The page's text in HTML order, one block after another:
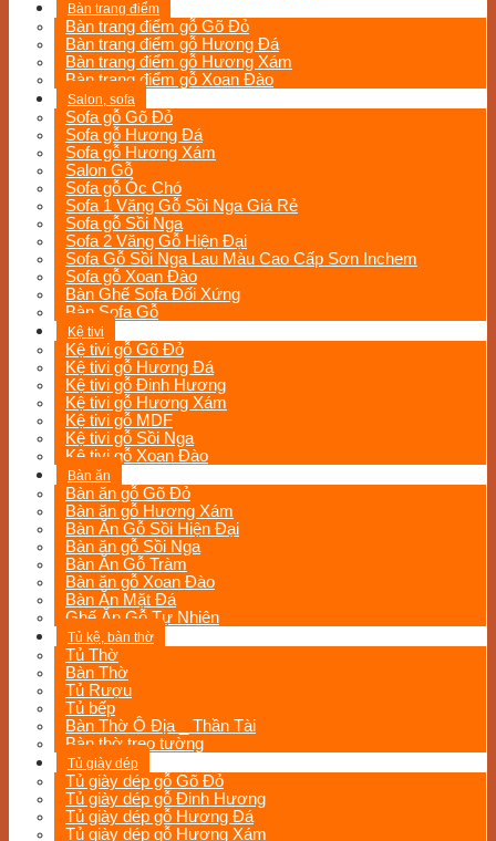
Bàn trang điểm
Bàn trang điểm gỗ Gõ Đỏ
Bàn trang điểm gỗ Hương Đá
Bàn trang điểm gỗ Hương Xám
Bàn trang điểm gỗ Xoan Đào
Salon, sofa
Sofa gỗ Gõ Đỏ
Sofa gỗ Hương Đá
Sofa gỗ Hương Xám
Salon Gỗ
Sofa gỗ Óc Chó
Sofa 1 Văng Gỗ Sồi Nga Giá Rẻ
Sofa gỗ Sồi Nga
Sofa 2 Văng Gỗ Hiện Đại
Sofa Gỗ Sồi Nga Lau Màu Cao Cấp Sơn Inchem
Sofa gỗ Xoan Đào
Bàn Ghế Sofa Đối Xứng
Bàn Sofa Gỗ
Kệ tivi
Kệ tivi gỗ Gõ Đỏ
Kệ tivi gỗ Hương Đá
Kệ tivi gỗ Đinh Hương
Kệ tivi gỗ Hương Xám
Kệ tivi gỗ MDF
Kệ tivi gỗ Sồi Nga
Kệ tivi gỗ Xoan Đào
Bàn ăn
Bàn ăn gỗ Gõ Đỏ
Bàn ăn gỗ Hương Xám
Bàn Ăn Gỗ Sồi Hiện Đại
Bàn ăn gỗ Sồi Nga
Bàn Ăn Gỗ Tràm
Bàn ăn gỗ Xoan Đào
Bàn Ăn Mặt Đá
Ghế Ăn Gỗ Tự Nhiên
Tủ kệ, bàn thờ
Tủ Thờ
Bàn Thờ
Tủ Rượu
Tủ bếp
Bàn Thờ Ô Địa _ Thần Tài
Bàn thờ treo tường
Tủ giày dép
Tủ giày dép gỗ Gõ Đỏ
Tủ giày dép gỗ Đinh Hương
Tủ giày dép gỗ Hương Đá
Tủ giày dép gỗ Hương Xám